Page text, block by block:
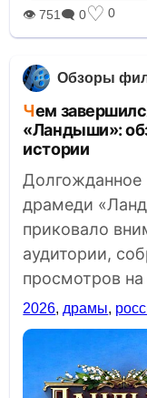
👁 751 🗨 0♡ 0
Обзоры
Чем завершился 2 сезон сериала
«Ландыши»:
истории
драмеди
приковало
аудитории,
просмотров
2026, драмы,